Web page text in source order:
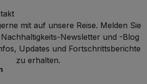
mit auf unsere Reise. Melden Sie
Newsletter und -Blog
Updates und Fortschrittsberichte
zu erhalten.